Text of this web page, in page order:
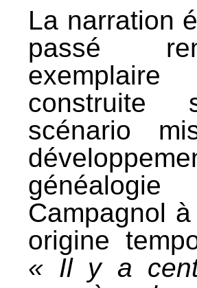
La narration
passé
scénario
Campagnol
origine
« Il y a